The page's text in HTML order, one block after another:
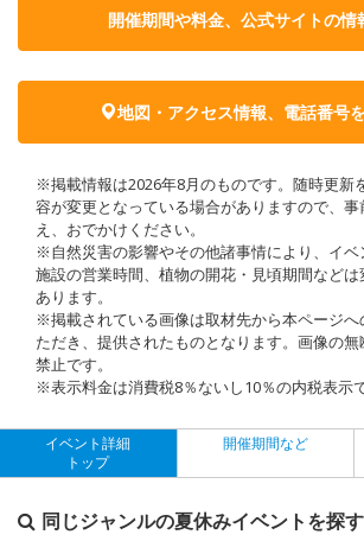
開催期間や料金、公式サイトの情
地図・アクセス情報、電話番号
※掲載情報は2026年8月のものです。随時更新
容が変更となっている場合がありますので、事
え、おでかけください。
※自然災害の影響やその他諸事情により、イベ
施設の営業時間、植物の開花・見頃期間など
あります。
※掲載されている画像は取材先から本ページ
ただき、提供されたものとなります。画像の無
禁止です。
※表示料金は消費税8％ないし10％の内税表示で
イベント詳細
トップ
開催期間など
同じジャンルの夏休みイベントを探す